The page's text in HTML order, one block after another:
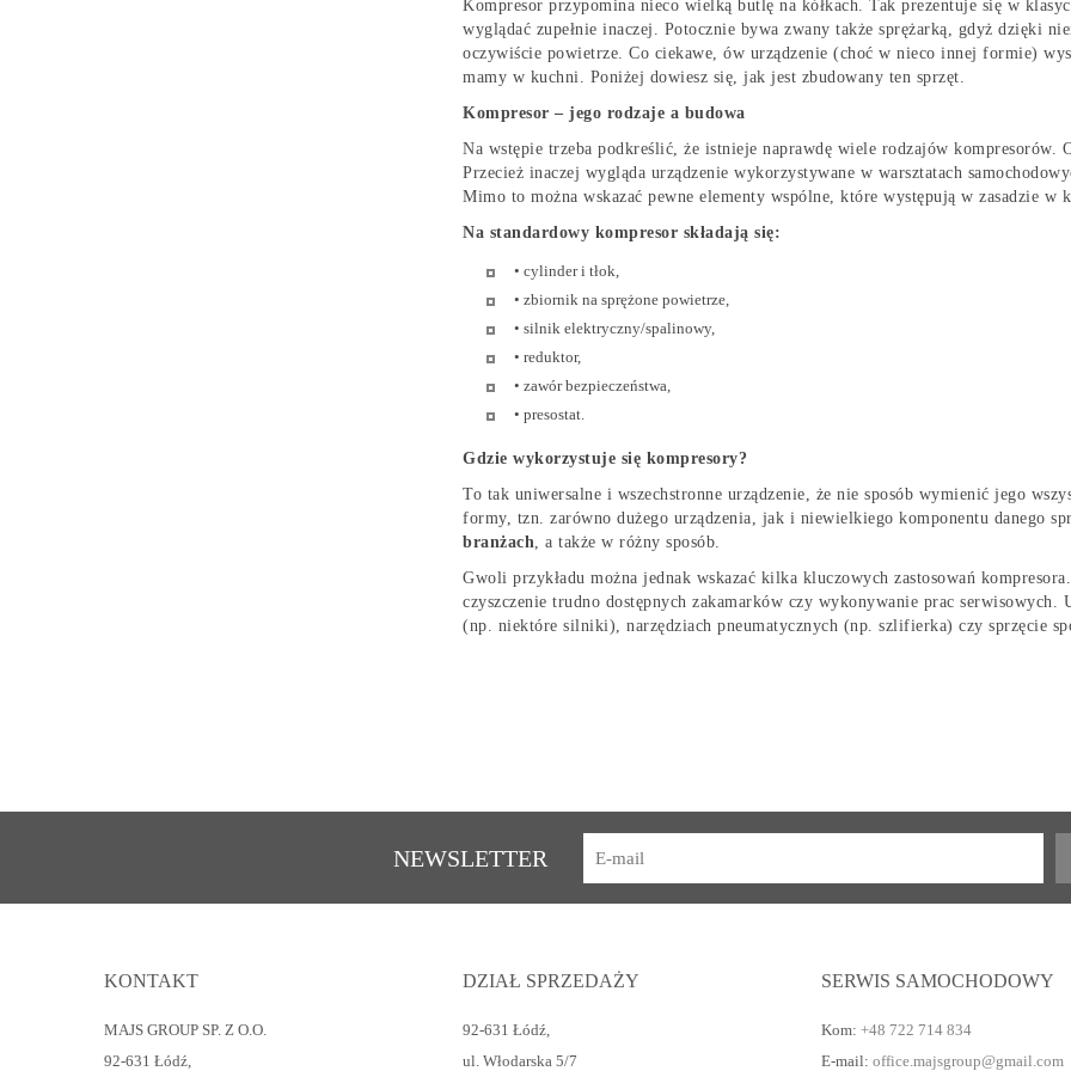
Kompresor przypomina nieco wielką butlę na kółkach. Tak prezentuje się w
wyglądać zupełnie inaczej. Potocznie bywa zwany także sprężarką, gdyż dzięki
oczywiście powietrze. Co ciekawe, ów urządzenie (choć w nieco innej formie)
mamy w kuchni. Poniżej dowiesz się, jak jest zbudowany ten sprzęt.
Kompresor – jego rodzaje a budowa
Na wstępie trzeba podkreślić, że istnieje naprawdę wiele rodzajów kompresorów.
Przecież inaczej wygląda urządzenie wykorzystywane w warsztatach
Mimo to można wskazać pewne elementy wspólne, które występują w zasadzie w
Na standardowy kompresor składają się:
• cylinder i tłok,
• zbiornik na sprężone powietrze,
• silnik elektryczny/spalinowy,
• reduktor,
• zawór bezpieczeństwa,
• presostat.
Gdzie wykorzystuje się kompresory?
To tak uniwersalne i wszechstronne urządzenie, że nie sposób wymienić jego
formy, tzn. zarówno dużego urządzenia, jak i niewielkiego komponentu danego
branżach, a także w różny sposób.
Gwoli przykładu można jednak wskazać kilka kluczowych zastosowań
czyszczenie trudno dostępnych zakamarków czy wykonywanie prac serwisowych.
(np. niektóre silniki), narzędziach pneumatycznych (np. szlifierka) czy sprzęcie
NEWSLETTER
KONTAKT
MAJS GROUP SP. Z O.O.
92-631 Łódź,
DZIAŁ SPRZEDAŻY
92-631 Łódź,
ul. Włodarska 5/7
SERWIS SAMOCHODOWY
Kom: +48 722 714 834
E-mail: office.majsgroup@gmail.com